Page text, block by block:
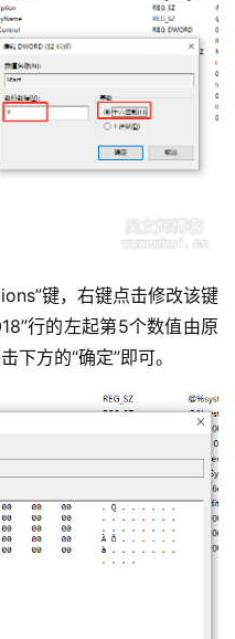
键，右键点击修改该键
行的左起第5个数值由原
下方的“确定”即可。